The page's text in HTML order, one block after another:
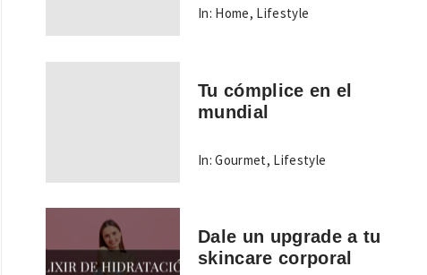
In: Home, Lifestyle
Tu cómplice en el
mundial
In: Gourmet, Lifestyle
Dale un upgrade a tu
skincare corporal